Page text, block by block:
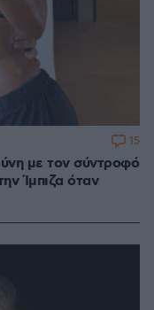
με τον σύντροφό
Ίμπιζα όταν
15